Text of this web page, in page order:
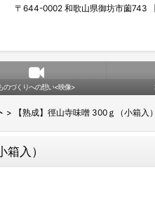
〒644-0002 和歌山県御坊市薗743
のづくりへの想い<映像>
> 【熟成】徑山寺味噌 300ｇ（小箱入）
入）